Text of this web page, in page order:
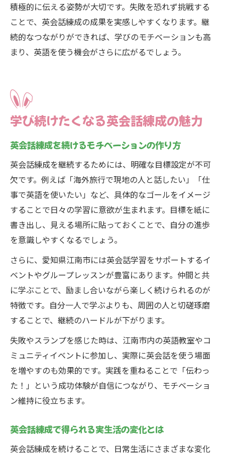
積極的に伝える姿勢が大切です。失敗を恐れず挑戦する
ことで、英会話練成の成果を実感しやすくなります。継
続的なつながりができれば、学びのモチベーションも高
まり、英語を使う機会がさらに広がるでしょう。
学び続けたくなる英会話練成の魅力
英会話練成を続けるモチベーションの作り方
英会話練成を継続するためには、明確な目標設定が不可
欠です。例えば「海外旅行で現地の人と話したい」「仕
事で英語を使いたい」など、具体的なゴールをイメージ
することで日々の学習に意欲が生まれます。目標を紙に
書き出し、見える場所に貼っておくことで、自分の進歩
を意識しやすくなるでしょう。
さらに、愛知県江南市には英会話学習をサポートするイ
ベントやグループレッスンが豊富にあります。仲間と共
に学ぶことで、励まし合いながら楽しく続けられるのが
特徴です。自分一人で学ぶよりも、周囲の人と切磋琢磨
することで、継続のハードルが下がります。
失敗やスランプを感じた時は、江南市内の英語教室やコ
ミュニティイベントに参加し、実際に英会話を使う場面
を増やすのも効果的です。実践を重ねることで「伝わっ
た！」という成功体験が自信につながり、モチベーショ
ン維持に役立ちます。
英会話練成で得られる実生活の変化とは
英会話練成を続けることで、日常生活にさまざまな変化